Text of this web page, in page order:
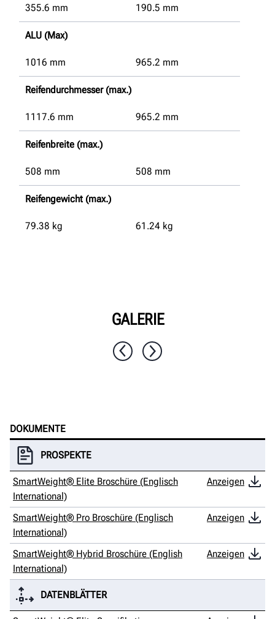
355.6 mm 190.5 mm
ALU (Max)
1016 mm 965.2 mm
Reifendurchmesser (max.)
1117.6 mm 965.2 mm
Reifenbreite (max.)
508 mm 508 mm
Reifengewicht (max.)
79.38 kg 61.24 kg
GALERIE
DOKUMENTE
PROSPEKTE
SmartWeight® Elite Broschüre (Englisch
International)
Anzeigen
SmartWeight® Pro Broschüre (Englisch
International)
Anzeigen
SmartWeight® Hybrid Broschüre (English
International)
Anzeigen
DATENBLÄTTER